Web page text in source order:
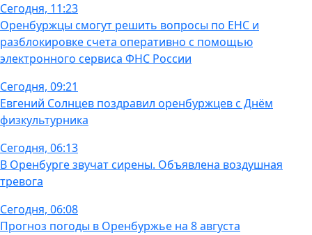
Сегодня, 11:23
Оренбуржцы смогут решить вопросы по ЕНС и
разблокировке счета оперативно с помощью
электронного сервиса ФНС России
Сегодня, 09:21
Евгений Солнцев поздравил оренбуржцев с Днём
физкультурника
Сегодня, 06:13
В Оренбурге звучат сирены. Объявлена воздушная
тревога
Сегодня, 06:08
Прогноз погоды в Оренбуржье на 8 августа